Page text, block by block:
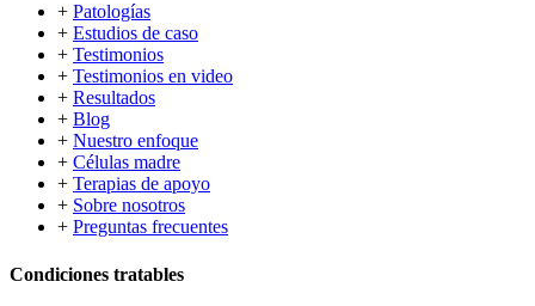
+ Patologías
+ Estudios de caso
+ Testimonios
+ Testimonios en video
+ Resultados
+ Blog
+ Nuestro enfoque
+ Células madre
+ Terapias de apoyo
+ Sobre nosotros
+ Preguntas frecuentes
Condiciones tratables